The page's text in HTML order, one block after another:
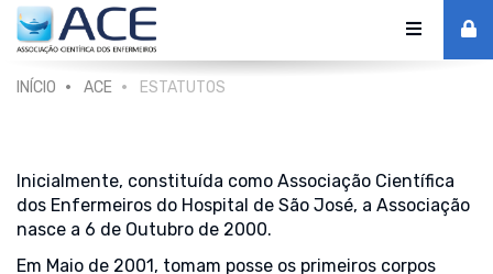
INÍCIO ACE ESTATUTOS
Inicialmente, constituída como Associação Científica
dos Enfermeiros do Hospital de São José, a Associação
nasce a 6 de Outubro de 2000.
Em Maio de 2001, tomam posse os primeiros corpos